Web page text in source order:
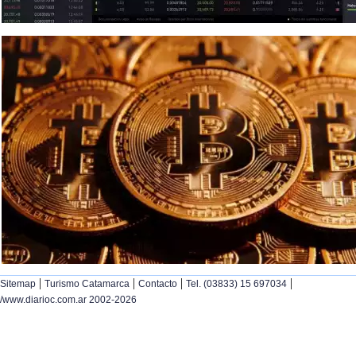
Sitemap | Turismo Catamarca | Contacto | Tel. (03833) 15 697034 |
/www.diarioc.com.ar 2002-2026